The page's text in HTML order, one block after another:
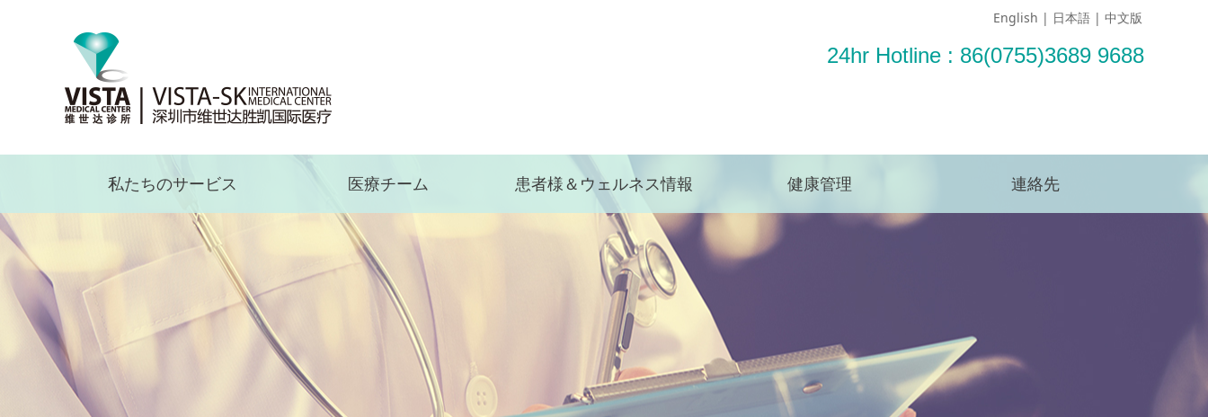
24hr Hotline : 86(0755)3689 9688
私たちのサービス 医療チーム 患者様＆ウェルネス情報 健康管理 連絡先
English | 日本語 | 中文版